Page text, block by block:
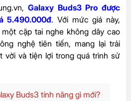
Galaxy Buds3 Pro được
5.490.000đ. Với mức giá này,
cặp tai nghe không dây cao
nghệ tiên tiến, mang lại trải
vời và tiện lợi trong quá trình sử
Buds3 tính năng gì mới?